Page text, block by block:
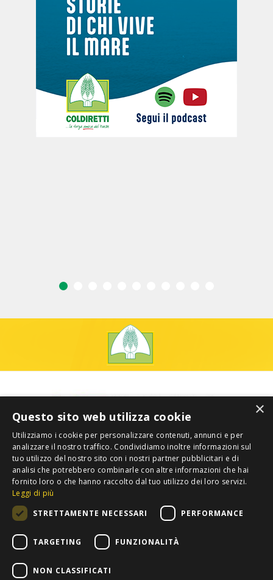
×
Questo sito web utilizza cookie
Utilizziamo i cookie per personalizzare contenuti, annunci e per
analizzare il nostro traffico. Condividiamo inoltre informazioni sul
tuo utilizzo del nostro sito con i nostri partner pubblicitari e di
analisi che potrebbero combinarle con altre informazioni che hai
fornito loro o che hanno raccolto dal tuo utilizzo dei loro servizi.
Leggi di più
STRETTAMENTE NECESSARI
PERFORMANCE
TARGETING FUNZIONALITÀ
NON CLASSIFICATI